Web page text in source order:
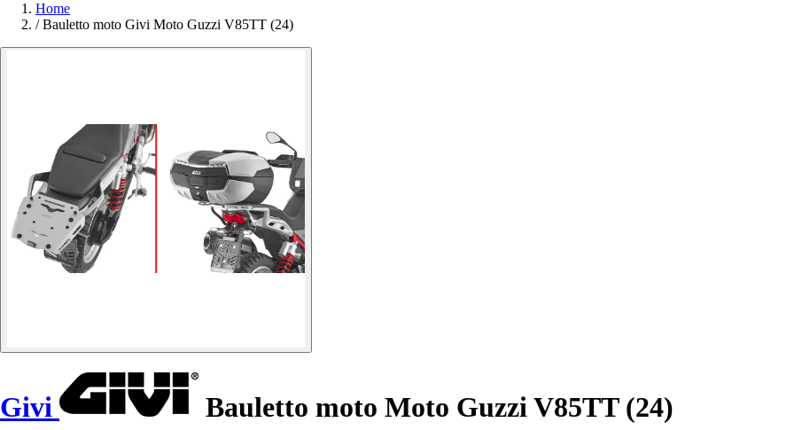
Home
/ Bauletto moto Givi Moto Guzzi V85TT (24)
Givi Bauletto moto Moto Guzzi V85TT (24)